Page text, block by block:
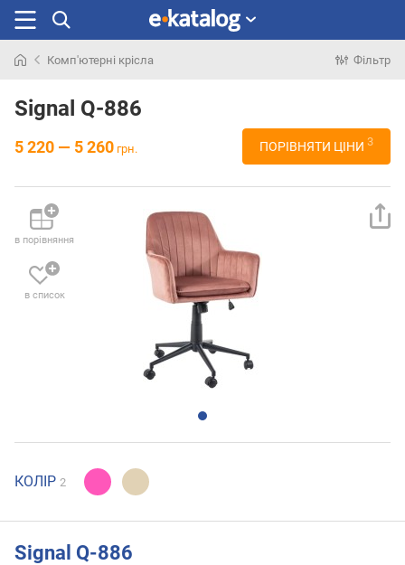
раніше
Комп'ютерні крісла Фільтр
Signal Q-886
5 220 — 5 260 грн. ПОРІВНЯТИ ЦІНИ 3
в порівняння
в список
КОЛІР 2
Signal Q-886